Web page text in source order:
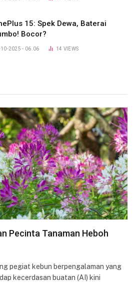
15: Spek Dewa, Baterai
Bocor?
10-2025 - 06.06 14 VIEWS
Pecinta Tanaman Heboh
pegiat kebun berpengalaman yang
kecerdasan buatan (AI) kini